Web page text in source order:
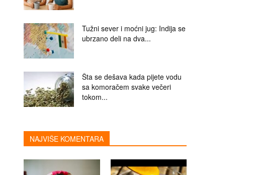
Tužni sever i moćni jug: Indija se
ubrzano deli na dva...
Šta se dešava kada pijete vodu
sa komoračem svake večeri
tokom...
NAJVIŠE KOMENTARA